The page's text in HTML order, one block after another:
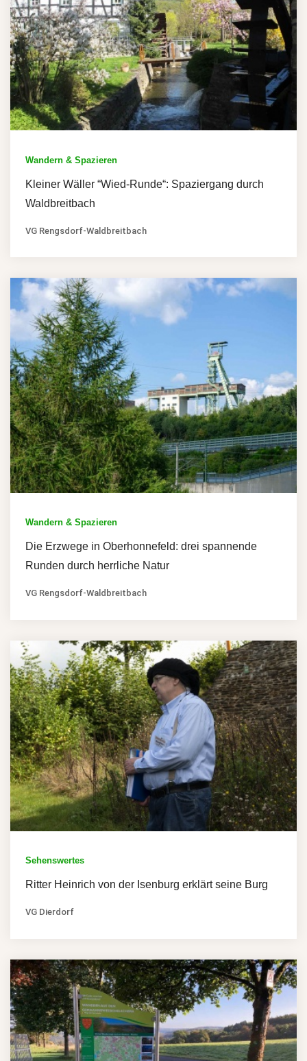
Wandern & Spazieren
Kleiner Wäller “Wied-Runde“: Spaziergang durch
Waldbreitbach
VG Rengsdorf-Waldbreitbach
Wandern & Spazieren
Die Erzwege in Oberhonnefeld: drei spannende
Runden durch herrliche Natur
VG Rengsdorf-Waldbreitbach
Sehenswertes
Ritter Heinrich von der Isenburg erklärt seine Burg
VG Dierdorf